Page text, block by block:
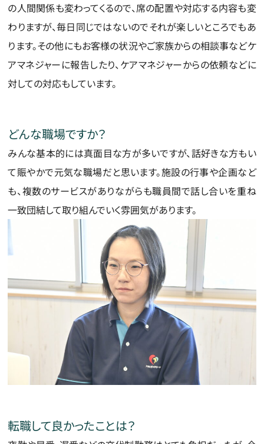
の人間関係も変わってくるので、席の配置や対応する内容も変
わりますが、毎日同じではないのでそれが楽しいところでもあ
ります。その他にもお客様の状況やご家族からの相談事などケ
アマネジャーに報告したり、ケアマネジャーからの依頼などに
対しての対応もしています。
どんな職場ですか？
みんな基本的には真面目な方が多いですが、話好きな方もい
て賑やかで元気な職場だと思います。施設の行事や企画など
も、複数のサービスがありながらも職員間で話し合いを重ね
一致団結して取り組んでいく雰囲気があります。
転職して良かったことは？